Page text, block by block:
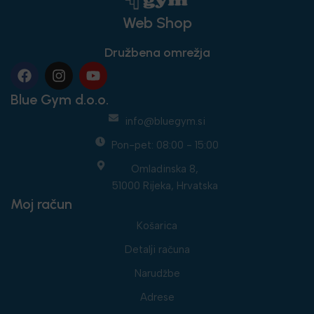
Web Shop
Družbena omrežja
Blue Gym d.o.o.
info@bluegym.si
Pon-pet: 08:00 - 15:00
Omladinska 8,
51000 Rijeka, Hrvatska
Moj račun
Košarica
Detalji računa
Narudžbe
Adrese